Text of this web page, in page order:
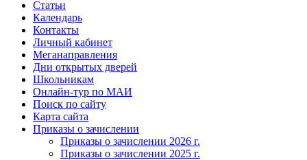
Статьи
Календарь
Контакты
Личный кабинет
Меганаправления
Дни открытых дверей
Школьникам
Онлайн-тур по МАИ
Поиск по сайту
Карта сайта
Приказы о зачислении
Приказы о зачислении 2026 г.
Приказы о зачислении 2025 г.